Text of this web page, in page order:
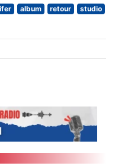
album retour
studio